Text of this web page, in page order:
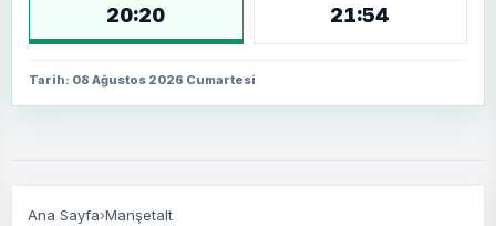
20:20 21:54
Tarih: 08 Ağustos 2026 Cumartesi
Ana Sayfa›Manşetalt